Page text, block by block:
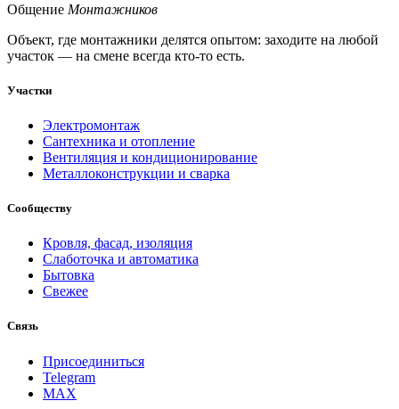
Общение Монтажников
Объект, где монтажники делятся опытом: заходите на любой
участок — на смене всегда кто-то есть.
Участки
Электромонтаж
Сантехника и отопление
Вентиляция и кондиционирование
Металлоконструкции и сварка
Сообществу
Кровля, фасад, изоляция
Слаботочка и автоматика
Бытовка
Свежее
Связь
Присоединиться
Telegram
MAX